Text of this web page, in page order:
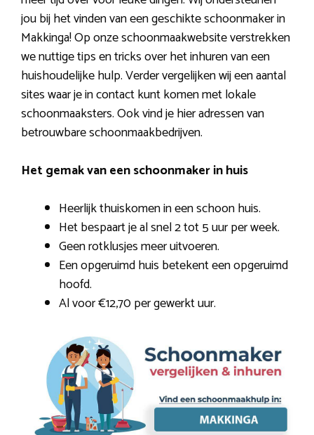
jou bij het vinden van een geschikte schoonmaker in
Makkinga! Op onze schoonmaakwebsite verstrekken
we nuttige tips en tricks over het inhuren van een
huishoudelijke hulp. Verder vergelijken wij een aantal
sites waar je in contact kunt komen met lokale
schoonmaaksters. Ook vind je hier adressen van
betrouwbare schoonmaakbedrijven.
Het gemak van een schoonmaker in huis
Heerlijk thuiskomen in een schoon huis.
Het bespaart je al snel 2 tot 5 uur per week.
Geen rotklusjes meer uitvoeren.
Een opgeruimd huis betekent een opgeruimd
hoofd.
Al voor €12,70 per gewerkt uur.